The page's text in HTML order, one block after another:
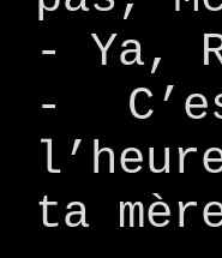
- Ya,
-
ta